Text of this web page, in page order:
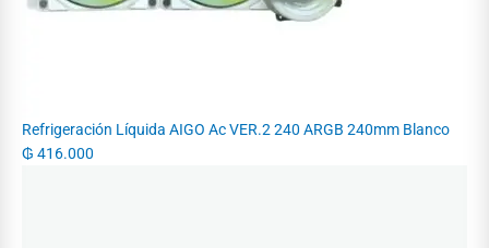
Refrigeración Líquida AIGO Ac VER.2 240 ARGB 240mm Blanco
₲ 416.000